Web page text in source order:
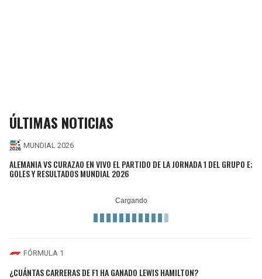
ÚLTIMAS NOTICIAS
MUNDIAL 2026
ALEMANIA VS CURAZAO EN VIVO EL PARTIDO DE LA JORNADA 1 DEL GRUPO E;
GOLES Y RESULTADOS MUNDIAL 2026
FÓRMULA 1
¿CUÁNTAS CARRERAS DE F1 HA GANADO LEWIS HAMILTON?